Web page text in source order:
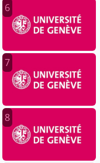
6
7
8